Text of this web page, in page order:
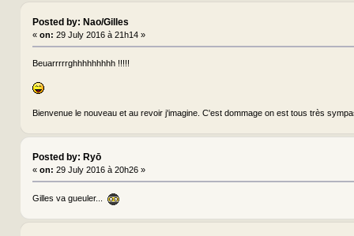
Posted by: Nao/Gilles
« on: 29 July 2016 à 21h14 »
Beuarrrrrghhhhhhhhh !!!!!
Bienvenue le nouveau et au revoir j'imagine. C'est dommage on est tous très
Posted by: Ryō
« on: 29 July 2016 à 20h26 »
Gilles va gueuler...